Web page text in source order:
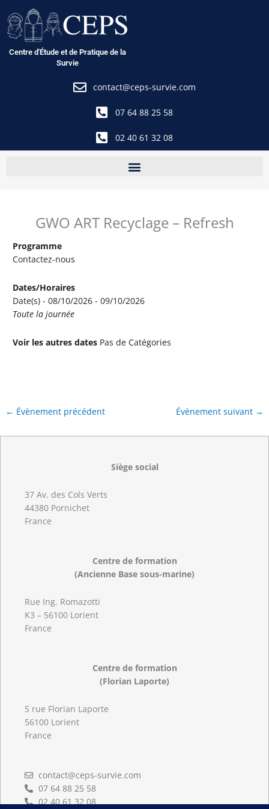
au
contenu
Centre d'Étude et de Pratique de la
Survie
contact@ceps-survie.com
07 64 88 25 58
02 40 61 32 08
GWO ART Recyclage – Refresh
Programme
Contactez-nous
Dates/Horaires
Date(s) - 08/10/2026 - 09/10/2026
Toute la journée
Voir les autres dates Pas de Catégories
← Évènement précédent Évènement suivant →
Siège social
37 Av. des Cols Verts
44380 Pornichet
France
Centre de formation
(Ancienne Base sous-marine)
Rue Ing. Romazotti
K3 – 56100 Lorient
France
Centre de formation
(Florian Laporte)
5 rue Florian Laporte
56100 Lorient
France
contact@ceps-survie.com
07 64 88 25 58
02 40 61 32 08